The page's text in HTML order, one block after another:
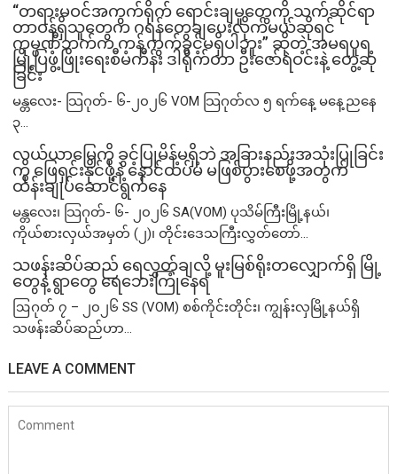
“တရားမဝင်အကွက်ရိုက် ရောင်းချမှုတွေကို သက်ဆိုင်ရာ
တာဝန်ရှိသူတွေက ဂရန်တွေချပေးလိုက်မယ်ဆိုရင်
ကုမ္ပဏီဘက်က ကန့်ကွက်ခွင့်မရှိပါဘူး” ဆိုတဲ့ အမရပူရ
မြို့ပြဖွံ့ဖြိုးရေးစီမံကိန်း ဒါရိုက်တာ ဦးဇော်ရဲဝင်းနဲ့ တွေ့ဆုံ
ခြင်း
မန္တလေး- သြဂုတ်- ၆-၂၀၂၆ VOM သြဂုတ်လ ၅ ရက်နေ့ မနေ့ညနေ
၃...
လယ်ယာမြေကို ခွင့်ပြုမိန့်မရှိဘဲ အခြားနည်းအသုံးပြုခြင်း
ကို ဖြေရှင်းနိုင်ဖို့နဲ့ နောင်ထပ်မံ မဖြစ်ပွားစေဖို့အတွက်
ထိန်းချုပ်ဆောင်ရွက်နေ
မန္တလေး၊ သြဂုတ်- ၆- ၂၀၂၆ SA(VOM) ပုသိမ်ကြီးမြို့နယ်၊
ကိုယ်စားလှယ်အမှတ် (၂)၊ တိုင်းဒေသကြီးလွှတ်တော်...
သဖန်းဆိပ်ဆည် ရေလွှတ်ချလို့ မူးမြစ်ရိုးတလျှောက်ရှိ မြို့
တွေနဲ့ ရွာတွေ ရေဘေးကြုံနေရ
ဩဂုတ် ၇ – ၂၀၂၆ SS (VOM) စစ်ကိုင်းတိုင်း၊ ကျွန်းလှမြို့နယ်ရှိ
သဖန်းဆိပ်ဆည်ဟာ...
LEAVE A COMMENT